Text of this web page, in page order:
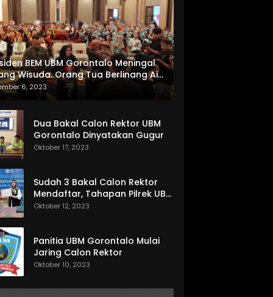
BEM UBM Gorontalo Meningal
Wisuda. Orang Tua Berlinang Air
Menerima SKL dan Pemasangan
6, 2023
Dua Bakal Calon Rektor UBM
Gorontalo Dinyatakan Gugur
Oktober 17, 2023
Sudah 3 Bakal Calon Rektor
Mendaftar, Tahapan Pilrek UBM
Gorontalo Makin Seru
Oktober 12, 2023
Panitia UBM Gorontalo Mulai
Jaring Calon Rektor
Oktober 10, 2023